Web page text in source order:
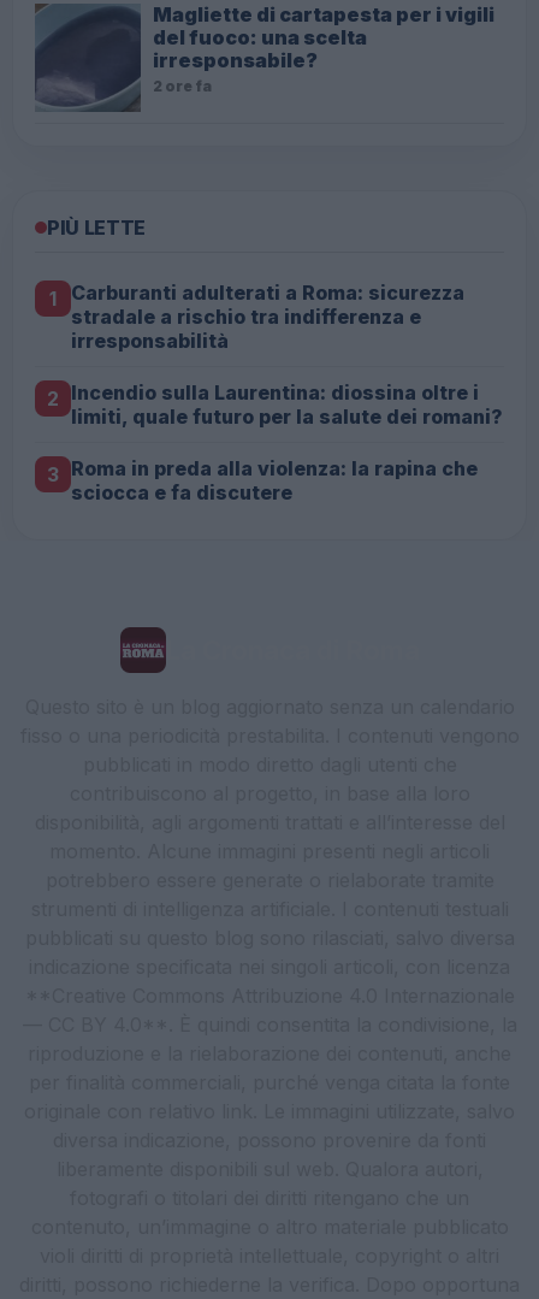
Magliette di cartapesta per i vigili
del fuoco: una scelta
irresponsabile?
2 ore fa
PIÙ LETTE
1
Carburanti adulterati a Roma: sicurezza
stradale a rischio tra indifferenza e
irresponsabilità
2 Incendio sulla Laurentina: diossina oltre i
limiti, quale futuro per la salute dei romani?
3 Roma in preda alla violenza: la rapina che
sciocca e fa discutere